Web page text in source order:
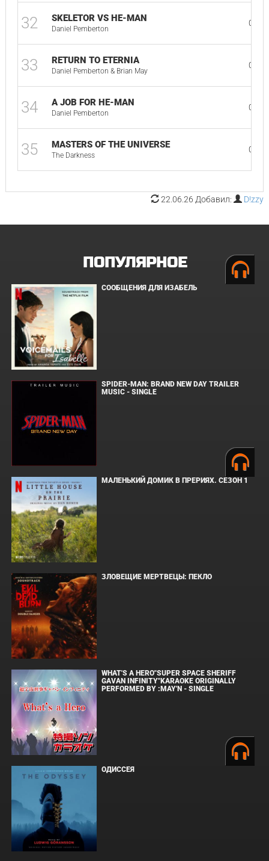
32 SKELETOR VS HE-MAN
Daniel Pemberton
03:32
33 RETURN TO ETERNIA
Daniel Pemberton & Brian May
03:12
34 A JOB FOR HE-MAN
Daniel Pemberton
01:51
35 MASTERS OF THE UNIVERSE
The Darkness
03:20
22.06.26 Добавил: D!zzy
ПОПУЛЯРНОЕ
СООБЩЕНИЯ ДЛЯ ИЗАБЕЛЬ
SPIDER-MAN: BRAND NEW DAY TRAILER
MUSIC - SINGLE
МАЛЕНЬКИЙ ДОМИК В ПРЕРИЯХ. СЕЗОН 1
ЗЛОВЕЩИЕ МЕРТВЕЦЫ: ПЕКЛО
WHAT'S A HERO"SUPER SPACE SHERIFF
GAVAN INFINITY"KARAOKE ORIGINALLY
PERFORMED BY :MAY'N - SINGLE
ОДИССЕЯ